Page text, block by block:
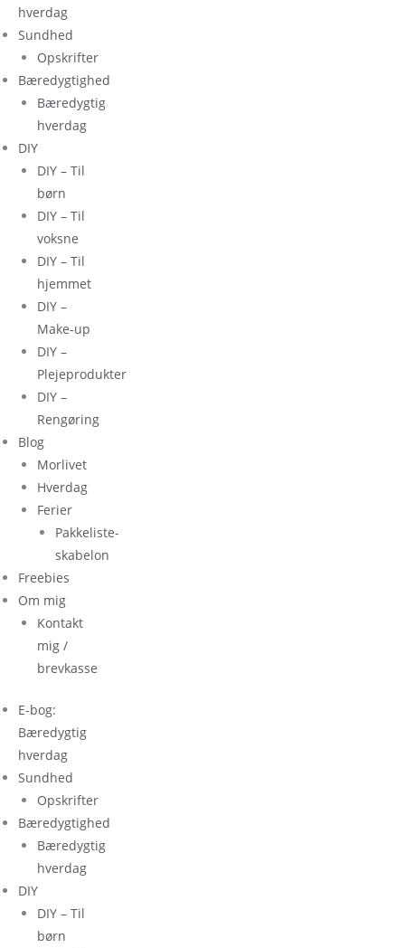
hverdag
Sundhed
Opskrifter
Bæredygtighed
Bæredygtig
hverdag
DIY
DIY – Til
børn
DIY – Til
voksne
DIY – Til
hjemmet
DIY –
Make-up
DIY –
Plejeprodukter
DIY –
Rengøring
Blog
Morlivet
Hverdag
Ferier
Pakkeliste-
skabelon
Freebies
Om mig
Kontakt
mig /
brevkasse
E-bog:
Bæredygtig
hverdag
Sundhed
Opskrifter
Bæredygtighed
Bæredygtig
hverdag
DIY
DIY – Til
børn